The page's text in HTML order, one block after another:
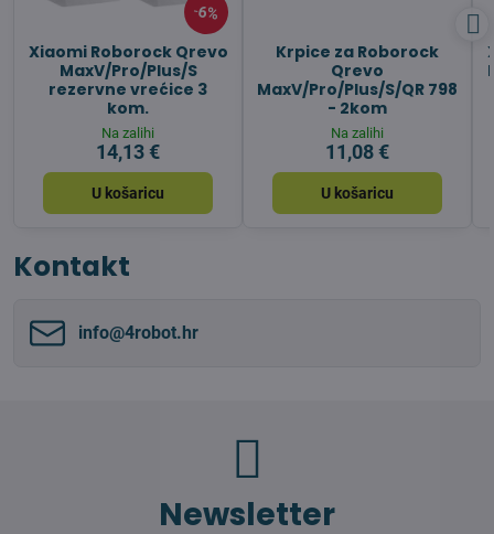
6%
Xiaomi Roborock Qrevo
MaxV/Pro/Plus/S
rezervne vrećice 3
kom.
Na zalihi
14,13 €
U košaricu
Krpice za Roborock
Qrevo
MaxV/Pro/Plus/S/QR 798
- 2kom
Na zalihi
11,08 €
U košaricu
Kontakt
info​@4robot​.hr
Newsletter